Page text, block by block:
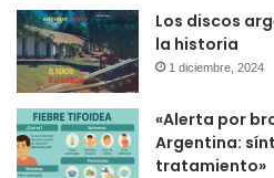
Los discos
la historia
1 diciembre, 2024
«Alerta por
Argentina:
tratamiento»